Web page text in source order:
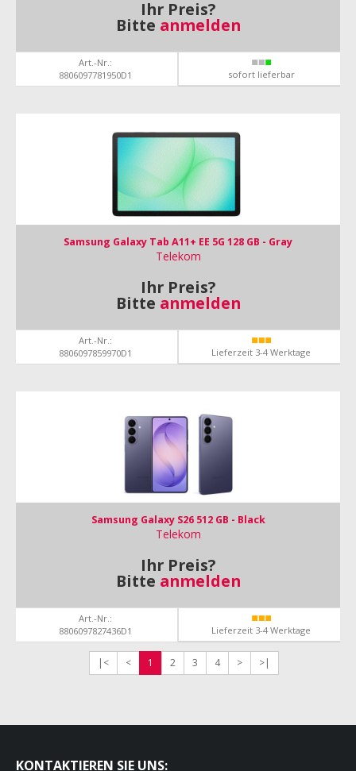
Ihr Preis?
Bitte anmelden
Art.-Nr.:
8806097781950D1
sofort lieferbar
Samsung Galaxy Tab A11+ EE 5G 128 GB - Gray
Telekom
Ihr Preis?
Bitte anmelden
Art.-Nr.:
8806097859970D1
Lieferzeit 3-4 Werktage
Samsung Galaxy S26 512 GB - Black
Telekom
Ihr Preis?
Bitte anmelden
Art.-Nr.:
8806097827436D1
Lieferzeit 3-4 Werktage
|< < 1 2 3 4 > >|
KONTAKTIEREN SIE UNS: